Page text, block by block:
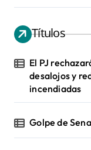
Títulos
El PJ
desalojos y
incendiadas
Golpe de